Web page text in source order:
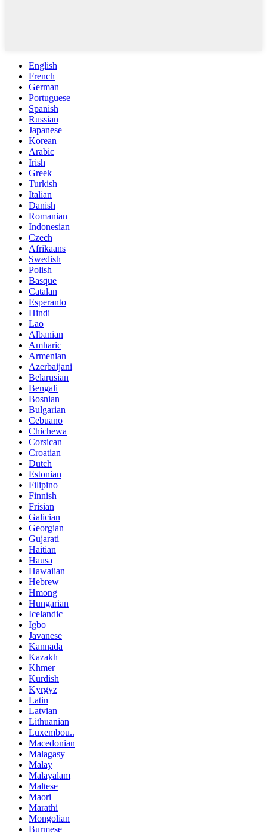
English
French
German
Portuguese
Spanish
Russian
Japanese
Korean
Arabic
Irish
Greek
Turkish
Italian
Danish
Romanian
Indonesian
Czech
Afrikaans
Swedish
Polish
Basque
Catalan
Esperanto
Hindi
Lao
Albanian
Amharic
Armenian
Azerbaijani
Belarusian
Bengali
Bosnian
Bulgarian
Cebuano
Chichewa
Corsican
Croatian
Dutch
Estonian
Filipino
Finnish
Frisian
Galician
Georgian
Gujarati
Haitian
Hausa
Hawaiian
Hebrew
Hmong
Hungarian
Icelandic
Igbo
Javanese
Kannada
Kazakh
Khmer
Kurdish
Kyrgyz
Latin
Latvian
Lithuanian
Luxembou..
Macedonian
Malagasy
Malay
Malayalam
Maltese
Maori
Marathi
Mongolian
Burmese